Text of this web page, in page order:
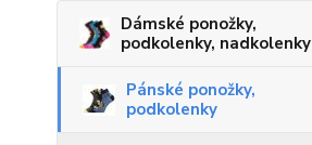
Dámské ponožky,
podkolenky, nadkolenky
Pánské ponožky,
podkolenky